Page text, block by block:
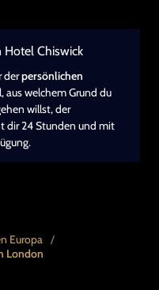
Hotel Chiswick
derpersönlichen
aus welchem Grund du
willst, der
dir 24 Stunden und mit
Europa /
London